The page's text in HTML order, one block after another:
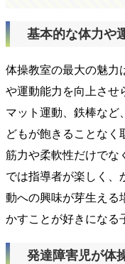
基本的な体力や
体操教室の最大の魅力
や運動能力を向上させ
マット運動、鉄棒など
どもが飽きることなく
筋力や柔軟性だけでな
では指導者が楽しく、
動への興味が芽生える
かすことが好きになる
発達障害児が体